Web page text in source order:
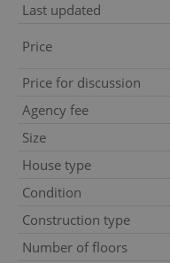
Last updated
Price
Price for discussion
Agency fee
Size
House type
Condition
Construction type
Number of floors